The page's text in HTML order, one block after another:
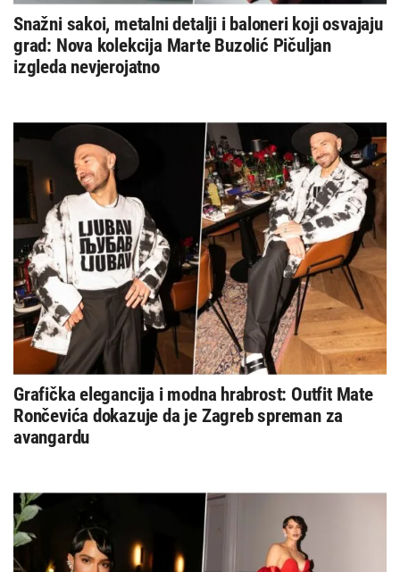
Snažni sakoi, metalni detalji i baloneri koji osvajaju
grad: Nova kolekcija Marte Buzolić Pičuljan
izgleda nevjerojatno
Grafička elegancija i modna hrabrost: Outfit Mate
Rončevića dokazuje da je Zagreb spreman za
avangardu